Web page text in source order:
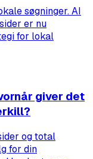
søgninger. AI
er nu
for lokal
giver det
og total
for din